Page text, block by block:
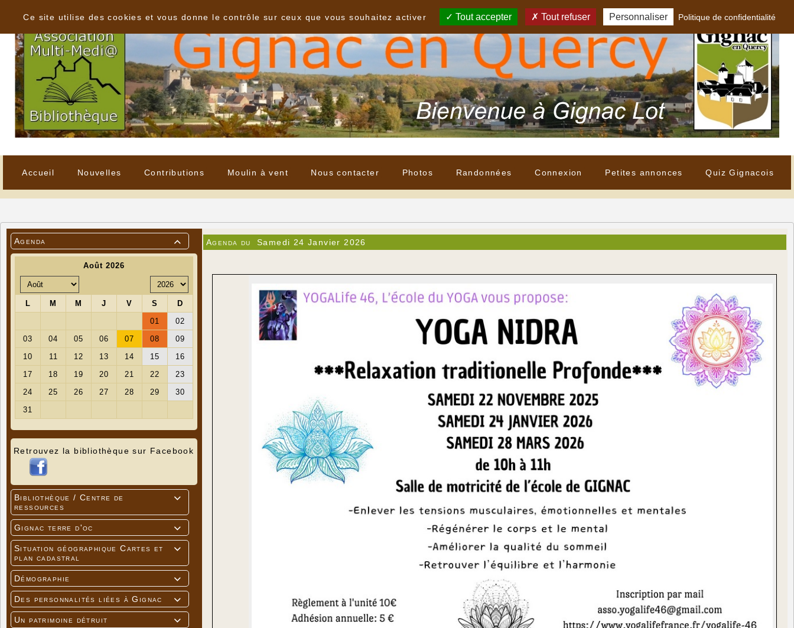
Accueil Nouvelles Contributions Moulin à vent Nous contacter Photos Randonnées Connexion Petites annonces Quiz Gignacois

Agenda
Retrouvez la bibliothèque sur Facebook

Bibliothèque / Centre de
ressources

Gignac terre d'oc

Situation géographique Cartes et
plan cadastral

Démographie

Des personnalités liées à Gignac

Un patrimoine détruit
Agenda du Samedi 24 Janvier 2026
Ce site utilise des cookies et vous donne le contrôle sur ceux que vous souhaitez activer
Tout accepter Tout refuser Personnaliser Politique de confidentialité